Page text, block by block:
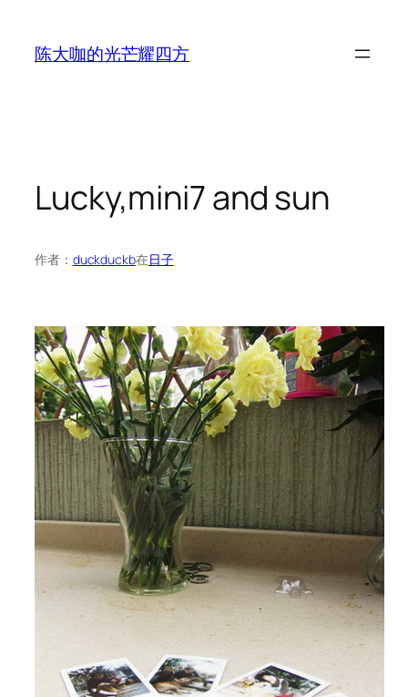
陈大咖的光芒耀四方
Lucky,mini7 and sun
作者： duckduckb在日子